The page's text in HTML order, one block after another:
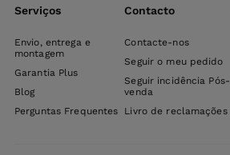
Serviços
Envio, entrega e
montagem
Garantia Plus
Blog
Perguntas Frequentes
Contacto
Contacte-nos
Seguir o meu pedido
Seguir incidência Pós-
venda
Livro de reclamações